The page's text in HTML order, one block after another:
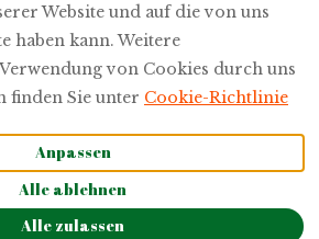
©2026 L'Ospite -
Lifestyle ResidenceAlle
Powered by Lodgify
Website und auf die von uns
haben kann. Weitere
von Cookies durch uns
finden Sie unter Cookie-Richtlinie
Anpassen
Alle ablehnen
Alle zulassen